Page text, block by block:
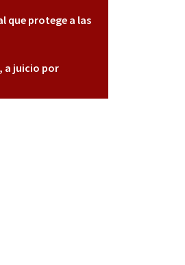
que protege a las
a juicio por